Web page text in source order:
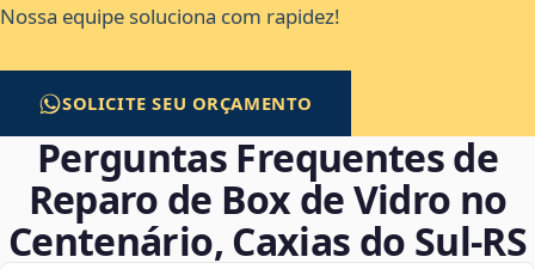
Nossa equipe soluciona com rapidez!
SOLICITE SEU ORÇAMENTO
Perguntas Frequentes de
Reparo de Box de Vidro no
Centenário, Caxias do Sul‑RS